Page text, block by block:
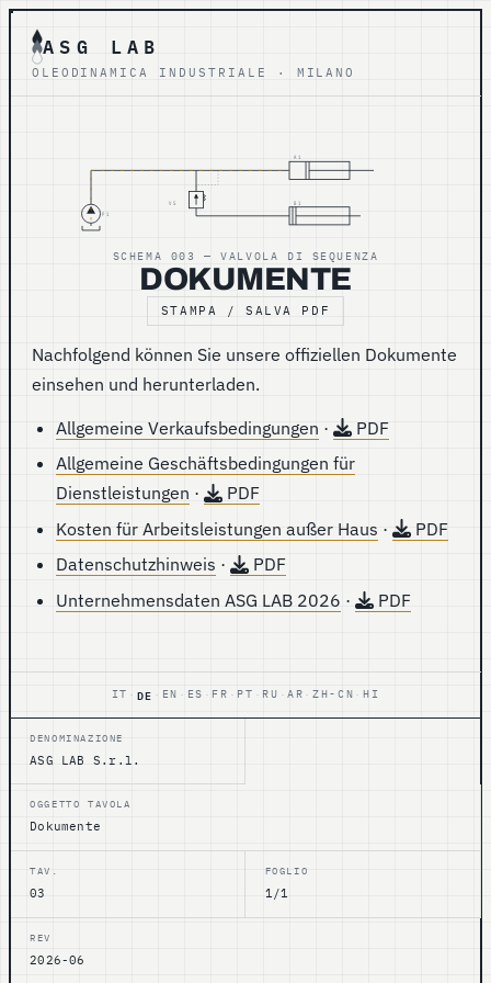
ASG LAB
OLEODINAMICA INDUSTRIALE · MILANO
P1
VS
A1
B1
SCHEMA 003 — VALVOLA DI SEQUENZA
DOKUMENTE
STAMPA / SALVA PDF
Nachfolgend können Sie unsere offiziellen Dokumente
einsehen und herunterladen.
Allgemeine Verkaufsbedingungen ·
PDF
Allgemeine Geschäftsbedingungen für
Dienstleistungen ·
PDF
Kosten für Arbeitsleistungen außer Haus ·
PDF
Datenschutzhinweis ·
PDF
Unternehmensdaten ASG LAB 2026 · PDF
IT · DE · EN · ES · FR · PT · RU ·AR ·ZH-CN · HI
DENOMINAZIONE
ASG LAB S.r.l.
OGGETTO TAVOLA
Dokumente
TAV.
03
FOGLIO
1/1
REV
2026-06